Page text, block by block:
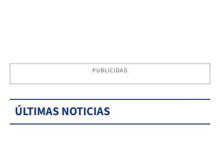
PUBLICIDAD
ÚLTIMAS NOTICIAS